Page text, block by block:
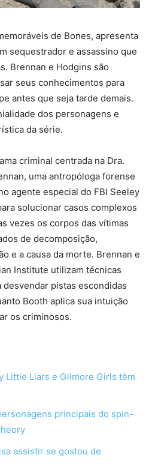
de Bones, apresenta
sequestrador e assassino que
Brennan e Hodgins são
seus conhecimentos para
antes que seja tarde demais.
dos personagens e
da série.
criminal centrada na Dra.
uma antropóloga forense
agente especial do FBI Seeley
solucionar casos complexos
vezes os corpos das vítimas
de decomposição,
e a causa da morte. Brennan e
Institute utilizam técnicas
desvendar pistas escondidas
Booth aplica sua intuição
os criminosos.
Little Liars e Gilmore Girls têm
principais do spin-
assistir se gostou de